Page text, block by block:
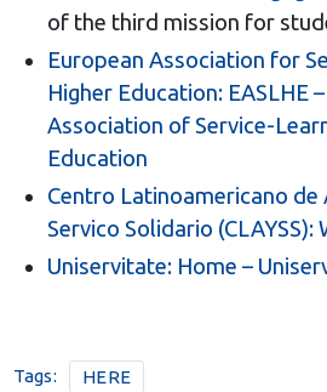
of the third mission for
European Association for
Higher Education: EASLHE
Association of Service-
Education
Centro Latinoamericano de
Servico Solidario (CLAYSS):
Uniservitate: Home –
Tags: HERE